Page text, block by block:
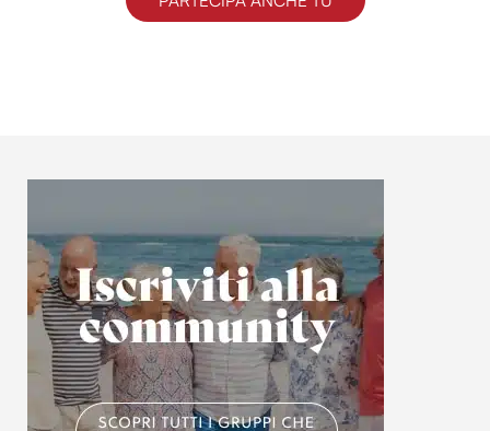
informazioni sul modo in cui utilizzi il nostro sito con i